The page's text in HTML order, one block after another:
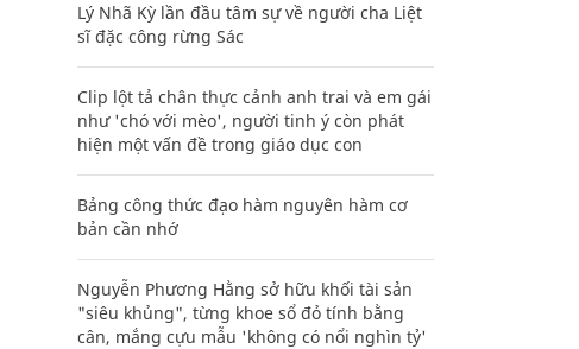
Lý Nhã Kỳ lần đầu tâm sự về người cha Liệt
sĩ đặc công rừng Sác
Clip lột tả chân thực cảnh anh trai và em gái
như 'chó với mèo', người tinh ý còn phát
hiện một vấn đề trong giáo dục con
Bảng công thức đạo hàm nguyên hàm cơ
bản cần nhớ
Nguyễn Phương Hằng sở hữu khối tài sản
"siêu khủng", từng khoe sổ đỏ tính bằng
cân, mắng cựu mẫu 'không có nổi nghìn tỷ'